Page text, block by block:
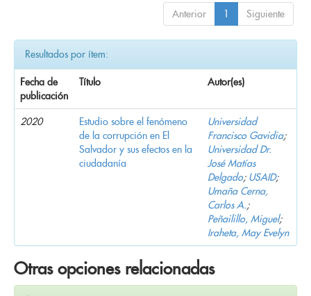
Anterior 1 Siguiente
Resultados por ítem:
Fecha de
publicación
Título Autor(es)
2020
Estudio sobre el fenómeno
de la corrupción en El
Salvador y sus efectos en la
ciudadanía
Universidad
Francisco Gavidia;
Universidad Dr.
José Matías
Delgado; USAID;
Umaña Cerna,
Carlos A.;
Peñailillo, Miguel;
Iraheta, May Evelyn
Otras opciones relacionadas